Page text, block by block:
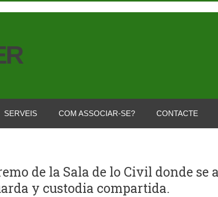
SERVEIS COM ASSOCIAR-SE? CONTACTE
de la Sala de lo Civil donde se
y custodia compartida.